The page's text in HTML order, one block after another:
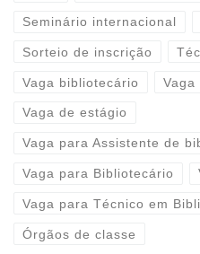
Seminário internacional
Sorteio de inscrição
Vaga bibliotecário Vaga
Vaga de estágio
Vaga para Assistente de
Vaga para Bibliotecário
Vaga para Técnico em
Órgãos de classe